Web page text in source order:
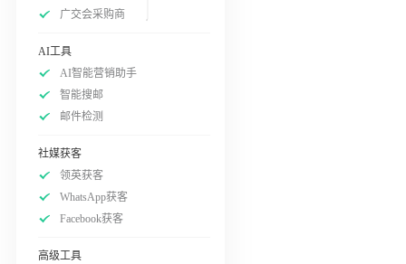
广交会采购商
AI工具
AI智能营销助手
智能搜邮
邮件检测
社媒获客
领英获客
WhatsApp获客
Facebook获客
高级工具